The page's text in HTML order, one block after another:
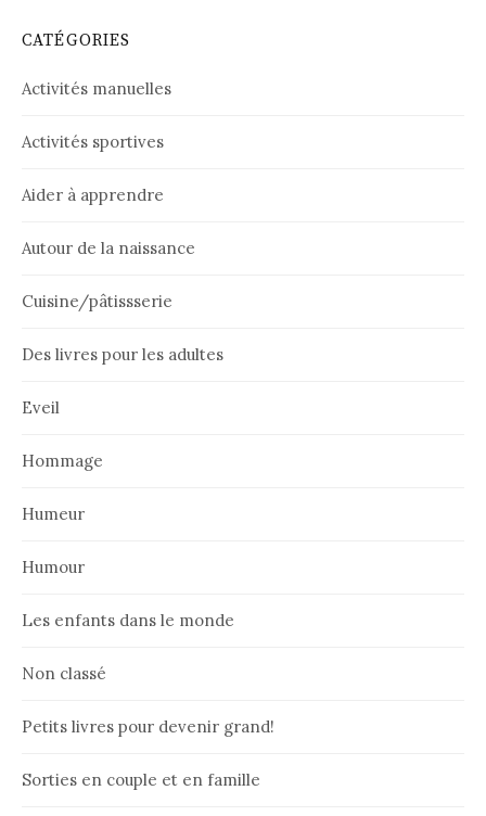
CATÉGORIES
Activités manuelles
Activités sportives
Aider à apprendre
Autour de la naissance
Cuisine/pâtissserie
Des livres pour les adultes
Eveil
Hommage
Humeur
Humour
Les enfants dans le monde
Non classé
Petits livres pour devenir grand!
Sorties en couple et en famille